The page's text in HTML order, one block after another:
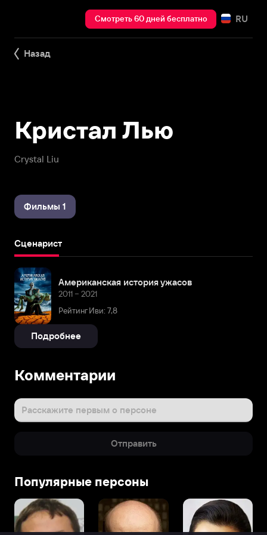
Смотреть 60 дней бесплатно RU
Назад
Crystal Liu
Кристал Лью
Фильмы 1
Сценарист
Американская история ужасов
2011 – 2021
Рейтинг Иви: 7,8
Подробнее
Комментарии
Расскажите первым о персоне
Отправить
Популярные персоны